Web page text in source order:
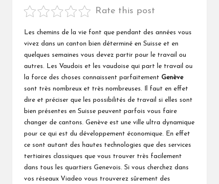
Rate this post
Les chemins de la vie font que pendant des années vous
vivez dans un canton bien déterminé en Suisse et en
quelques semaines vous devez partir pour le travail ou
autres. Les Vaudois et les vaudoise qui part le travail ou
la force des choses connaissent parfaitement Genève
sont très nombreux et très nombreuses. Il faut en effet
dire et préciser que les possibilités de travail si elles sont
bien présentes en Suisse peuvent parfois vous faire
changer de cantons. Genève est une ville ultra dynamique
pour ce qui est du développement économique. En effet
ce sont autant des hautes technologies que des services
tertiaires classiques que vous trouver très facilement
dans tous les quartiers Genevois. Si vous cherchez dans
vos réseaux Viadeo vous trouverez sûrement des